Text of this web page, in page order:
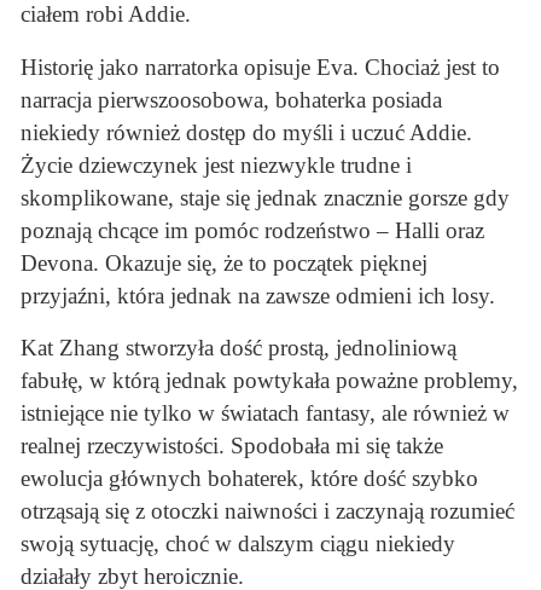
ciałem robi Addie.
Historię jako narratorka opisuje Eva. Chociaż jest to
narracja pierwszoosobowa, bohaterka posiada
niekiedy również dostęp do myśli i uczuć Addie.
Życie dziewczynek jest niezwykle trudne i
skomplikowane, staje się jednak znacznie gorsze gdy
poznają chcące im pomóc rodzeństwo – Halli oraz
Devona. Okazuje się, że to początek pięknej
przyjaźni, która jednak na zawsze odmieni ich losy.
Kat Zhang stworzyła dość prostą, jednoliniową
fabułę, w którą jednak powtykała poważne problemy,
istniejące nie tylko w światach fantasy, ale również w
realnej rzeczywistości. Spodobała mi się także
ewolucja głównych bohaterek, które dość szybko
otrząsają się z otoczki naiwności i zaczynają rozumieć
swoją sytuację, choć w dalszym ciągu niekiedy
działały zbyt heroicznie.